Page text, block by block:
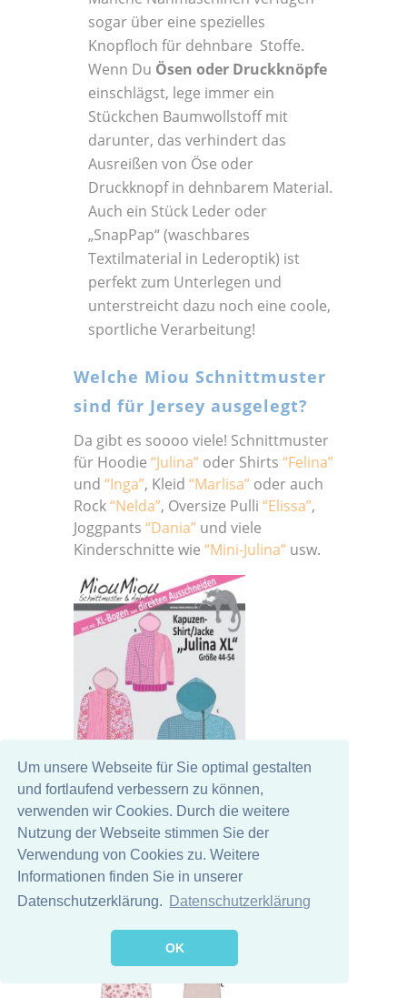
Um unsere Webseite für Sie optimal gestalten
und fortlaufend verbessern zu können,
verwenden wir Cookies. Durch die weitere
Nutzung der Webseite stimmen Sie der
Verwendung von Cookies zu. Weitere
Informationen finden Sie in unserer
Datenschutzerklärung.
Datenschutzerklärung
OK
sogar über eine spezielles
Knopfloch für dehnbare Stoffe.
Wenn Du Ösen oder Druckknöpfe
einschlägst, lege immer ein
Stückchen Baumwollstoff mit
darunter, das verhindert das
Ausreißen von Öse oder
Druckknopf in dehnbarem Material.
Auch ein Stück Leder oder
„SnapPap“ (waschbares
Textilmaterial in Lederoptik) ist
perfekt zum Unterlegen und
unterstreicht dazu noch eine coole,
sportliche Verarbeitung!
Welche Miou Schnittmuster
sind für Jersey ausgelegt?
Da gibt es soooo viele! Schnittmuster
für Hoodie “Julina”oder Shirts “Felina”
und “Inga”, Kleid “Marlisa”oder auch
Rock“Nelda”, Oversize Pulli “Elissa”,
Joggpants “Dania”und viele
Kinderschnitte wie “Mini-Julina”usw.